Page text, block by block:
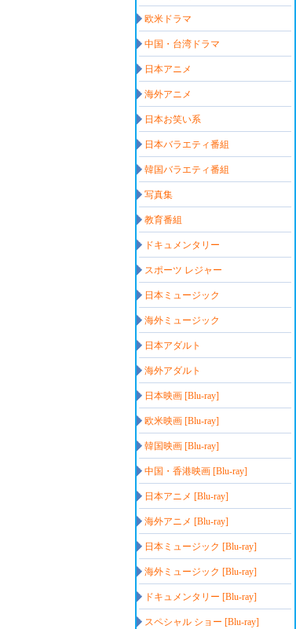
欧米ドラマ
中国・台湾ドラマ
日本アニメ
海外アニメ
日本お笑い系
日本バラエティ番組
韓国バラエティ番組
写真集
教育番組
ドキュメンタリー
スポーツ レジャー
日本ミュージック
海外ミュージック
日本アダルト
海外アダルト
日本映画 [Blu-ray]
欧米映画 [Blu-ray]
韓国映画 [Blu-ray]
中国・香港映画 [Blu-ray]
日本アニメ [Blu-ray]
海外アニメ [Blu-ray]
日本ミュージック [Blu-ray]
海外ミュージック [Blu-ray]
ドキュメンタリー [Blu-ray]
スペシャル ショー [Blu-ray]